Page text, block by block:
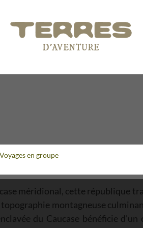
Voyages en groupe
méridional, cette république
montagneuse
du Caucase bénéficie